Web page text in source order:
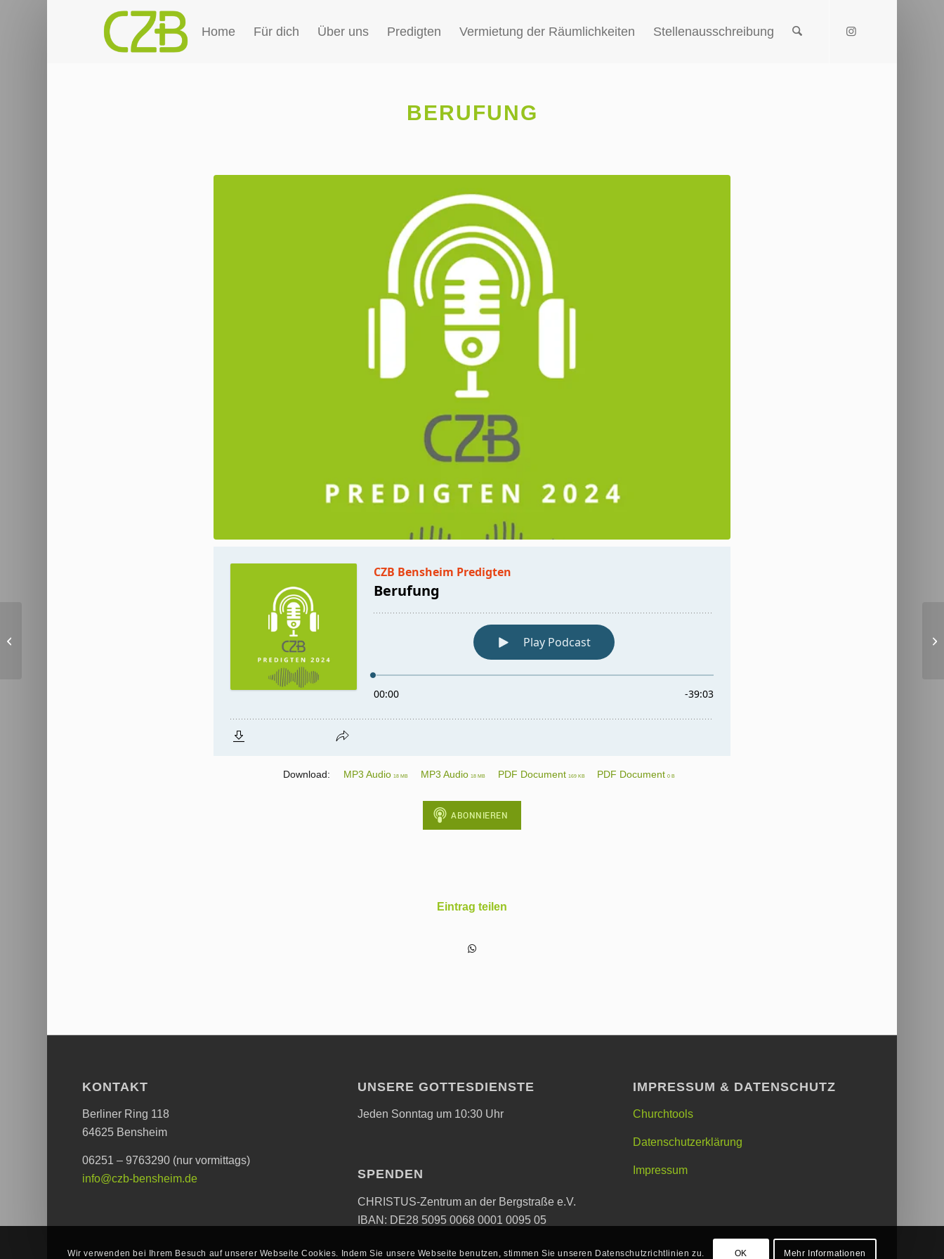
Home Für dich Über uns Predigten Vermietung der Räumlichkeiten Stellenausschreibung
BERUFUNG
Download: MP3 Audio 18 MB MP3 Audio 18 MB PDF Document 169 KB PDF Document 0 B
Eintrag teilen
KONTAKT
Berliner Ring 118
64625 Bensheim
06251 – 9763290 (nur vormittags)
info@czb-bensheim.de
UNSERE GOTTESDIENSTE
Jeden Sonntag um 10:30 Uhr
SPENDEN
CHRISTUS-Zentrum an der Bergstraße e.V.
IBAN: DE28 5095 0068 0001 0095 05
IMPRESSUM & DATENSCHUTZ
Churchtools
Datenschutzerklärung
Impressum
Wir verwenden bei Ihrem Besuch auf unserer Webseite Cookies. Indem Sie unsere Webseite benutzen, stimmen Sie unseren Datenschutzrichtlinien zu. OK Mehr Informationen